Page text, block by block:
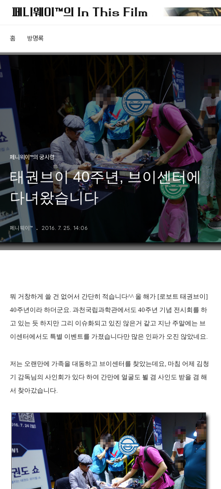
홈 방명록
페니웨이™의 궁시렁
태권브이 40주년, 브이센터에
다녀왔습니다
페니웨이™ 2016. 7. 25. 14:06
뭐 거창하게 쓸 건 없어서 간단히 적습니다^^ 올 해가 [로보트 태권브이]
40주년이라 하더군요. 과천국립과학관에서도 40주년 기념 전시회를 하
고 있는 듯 하지만 그리 이슈화되고 있진 않은거 같고 지난 주말에는 브
이센터에서도 특별 이벤트를 가졌습니다만 많은 인파가 오진 않았네요.
저는 오랜만에 가족을 대동하고 브이센터를 찾았는데요, 마침 어제 김청
기 감독님의 사인회가 있다 하여 간만에 얼굴도 뵐 겸 사인도 받을 겸 해
서 찾아갔습니다.